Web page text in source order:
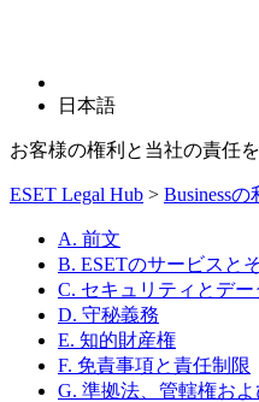
日本語
お客様の権利と当社の責任
ESET Legal Hub > Business
A. 前文
B. ESETのサービスと
C. セキュリティとデー
D. 守秘義務
E. 知的財産権
F. 免責事項と責任制限
G. 準拠法、管轄権お